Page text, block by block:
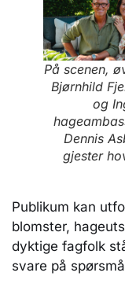
På scenen,
Bjørnhild
og
Dennis
gjester
Publikum kan
blomster,
dyktige fagfolk
svare på